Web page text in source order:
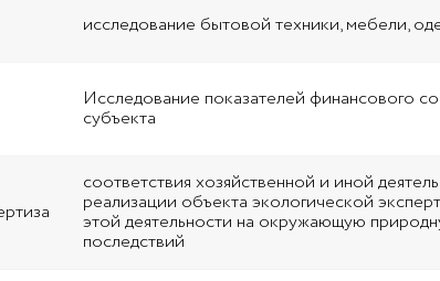
исследование бытовой техники, мебели,
Исследование показателей финансового
субъекта
соответствия хозяйственной и иной
реализации объекта экологической
этой деятельности на окружающую
последствий